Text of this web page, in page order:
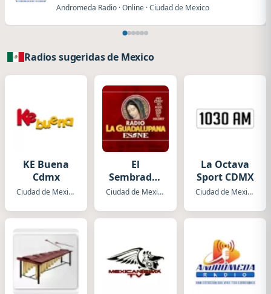
Andromeda Radio · Online · Ciudad de Mexico
Radios sugeridas de Mexico
KE Buena
Cdmx
Ciudad de Mexico
El
Sembrador
ESNE Radio
Guadalupana
Ciudad de Mexico
La Octava
Sport CDMX
Ciudad de Mexico